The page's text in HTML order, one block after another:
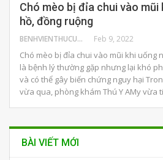
Chó mèo bị đỉa chui vào mũi
hồ, đồng ruộng
BENHVIENTHUCUNG Feb 9, 2022
Chó mèo bị đỉa chui vào mũi khi uống
là bệnh lý thường gặp nhưng lại khó
và có thể gây biến chứng nguy hại
vừa qua, phòng khám Thú Y AMy vừa
BÀI VIẾT MỚI